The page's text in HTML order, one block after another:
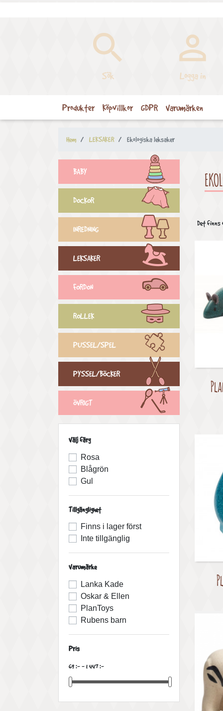

Sök

Logga in
Produkter Köpvillkor GDPR Varumärken
Hem LEKSAKER Ekologiska leksaker
BABY
DOCKOR
INREDNING
LEKSAKER
FORDON
ROLLEK
PUSSEL/SPEL
PYSSEL/BÖCKER
ÖVRIGT
Välj färg
Rosa
Blågrön
Gul
Tillgänglighet
Finns i lager först
Inte tillgänglig
Varumärke
Lanka Kade
Oskar & Ellen
PlanToys
Rubens barn
Pris
69 :- - 1 447 :-
Det finns